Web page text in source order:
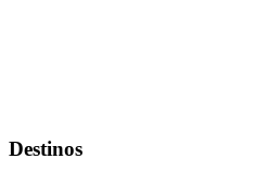
Destinos